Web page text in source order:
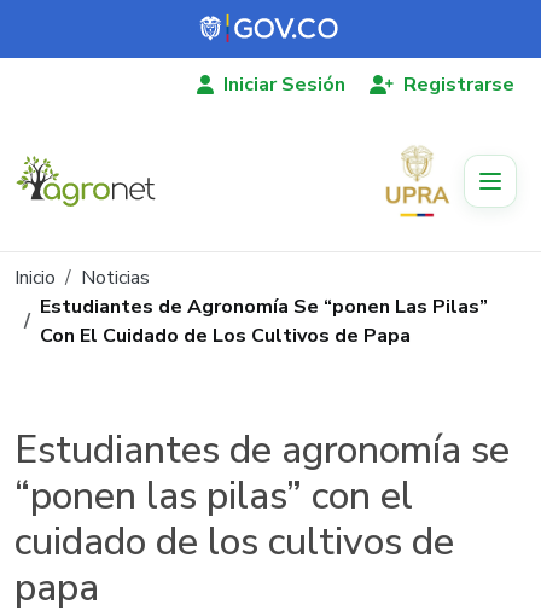
Pasar al contenido principal
Iniciar Sesión Registrarse
Ruta de navegación
Inicio
Noticias
Estudiantes de Agronomía Se “ponen Las Pilas”
Con El Cuidado de Los Cultivos de Papa
Estudiantes de agronomía se
“ponen las pilas” con el
cuidado de los cultivos de
papa